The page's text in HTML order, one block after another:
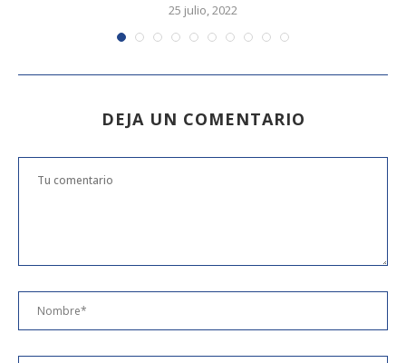
25 julio, 2022
DEJA UN COMENTARIO